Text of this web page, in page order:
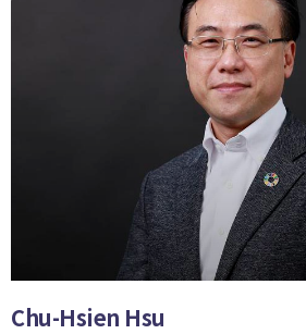
Chu-Hsien Hsu